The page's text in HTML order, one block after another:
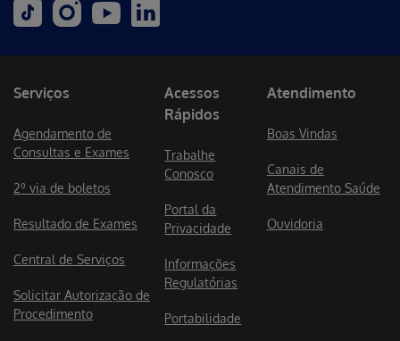
Serviços
Agendamento de
Consultas e Exames
2º via de boletos
Resultado de Exames
Central de Serviços
Solicitar Autorização de
Procedimento
Acessos
Rápidos
Trabalhe
Conosco
Portal da
Privacidade
Informações
Regulatórias
Portabilidade
Atendimento
Boas Vindas
Canais de
Atendimento Saúde
Ouvidoria